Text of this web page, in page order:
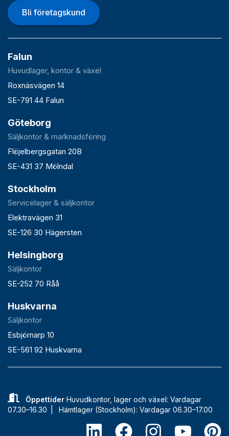
Bli företagskund
Falun
Huvudlager, kontor & växel
Roxnäsvägen 14
SE-791 44 Falun
Göteborg
Säljkontor & marknadsföring
Flöjelbergsgatan 20B
SE-431 37 Mölndal
Stockholm
Servicelager & säljkontor
Elektravägen 31
SE-126 30 Hägersten
Helsingborg
Säljkontor
SE-252 70 Råå
Huskvarna
Säljkontor
Esbjörnarp 10
SE-561 92 Huskvarna
ÖppettiderHuvudkontor, lager och växel: Vardagar
07.30–16.30 | Hämtlager (Stockholm): Vardagar 06.30–17.00